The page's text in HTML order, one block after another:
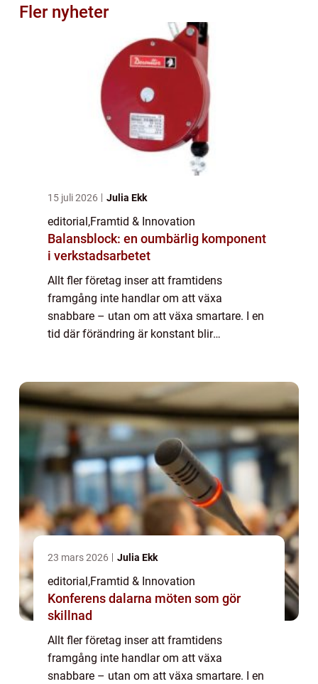
Fler nyheter
15 juli 2026 Julia Ekk
editorial ,Framtid & Innovation
Balansblock: en oumbärlig komponent
i verkstadsarbetet
Allt fler företag inser att framtidens
framgång inte handlar om att växa
snabbare – utan om att växa smartare. I en
tid där förändring är konstant blir
23 mars 2026 Julia Ekk
editorial ,Framtid & Innovation
Konferens dalarna möten som gör
skillnad
Allt fler företag inser att framtidens
framgång inte handlar om att växa
snabbare – utan om att växa smartare. I en